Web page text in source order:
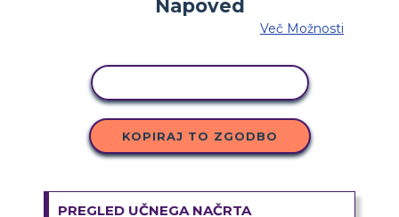
Več Možnosti
KOPIRAJ TO ZGODBO
PREGLED UČNEGA NAČRTA